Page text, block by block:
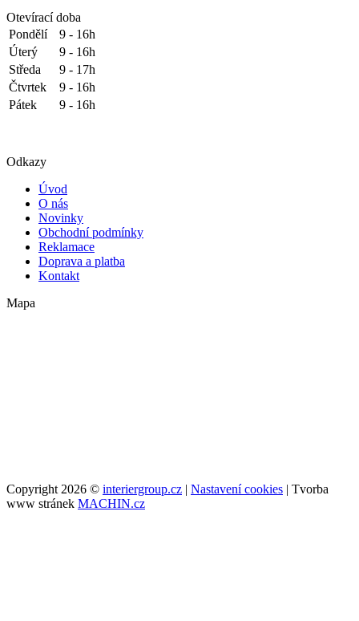
Otevírací doba
Pondělí
9 - 16h
Úterý
9 - 16h
Středa
9 - 17h
Čtvrtek
9 - 16h
Pátek
9 - 16h
Odkazy
Úvod
O nás
Novinky
Obchodní podmínky
Reklamace
Doprava a platba
Kontakt
Mapa
Copyright 2026 © interiergroup.cz | Nastavení cookies | Tvorba
www stránek MACHIN.cz